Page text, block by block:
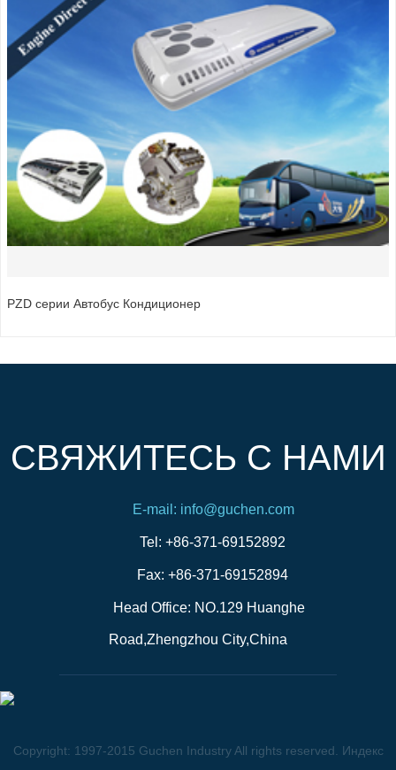
PZD серии Автобус Кондиционер
СВЯЖИТЕСЬ С НАМИ
E-mail: info@guchen.com
Tel: +86-371-69152892
Fax: +86-371-69152894
Head Office: NO.129 Huanghe
Road,Zhengzhou City,China
Copyright: 1997-2015 Guchen Industry All rights reserved. Индекс